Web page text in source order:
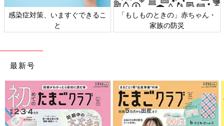
感染症対策、いますぐできるこ
と
「もしものときの」赤ちゃん・
家族の防災
最新号